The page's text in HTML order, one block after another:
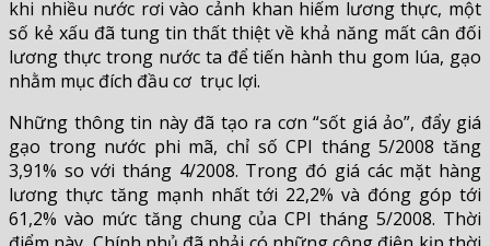
khi nhiều nước rơi vào cảnh khan hiếm lương thực, một
số kẻ xấu đã tung tin thất thiệt về khả năng mất cân đối
lương thực trong nước ta để tiến hành thu gom lúa, gạo
nhằm mục đích đầu cơ trục lợi.
Những thông tin này đã tạo ra cơn “sốt giá ảo”, đẩy giá
gạo trong nước phi mã, chỉ số CPI tháng 5/2008 tăng
3,91% so với tháng 4/2008. Trong đó giá các mặt hàng
lương thực tăng mạnh nhất tới 22,2% và đóng góp tới
61,2% vào mức tăng chung của CPI tháng 5/2008. Thời